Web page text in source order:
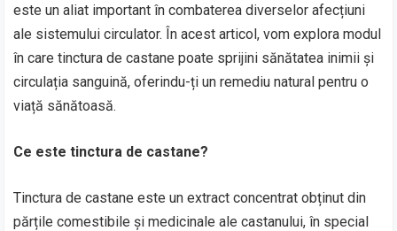
este un aliat important în combaterea diverselor afecțiuni
ale sistemului circulator. În acest articol, vom explora modul
în care tinctura de castane poate sprijini sănătatea inimii și
circulația sanguină, oferindu-ți un remediu natural pentru o
viață sănătoasă.
Ce este tinctura de castane?
Tinctura de castane este un extract concentrat obținut din
părțile comestibile și medicinale ale castanului, în special